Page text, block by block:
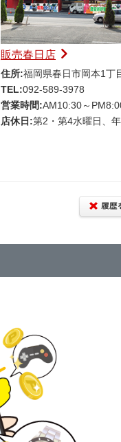
販売春日店
住所:福岡県春日市岡本1丁
TEL:092-589-3978
営業時間:AM10:30～
店休日:第2・第4水曜日、